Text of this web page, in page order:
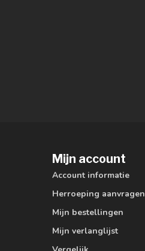
Mijn account
Account informatie
Herroeping aanvragen
Mijn bestellingen
Mijn verlanglijst